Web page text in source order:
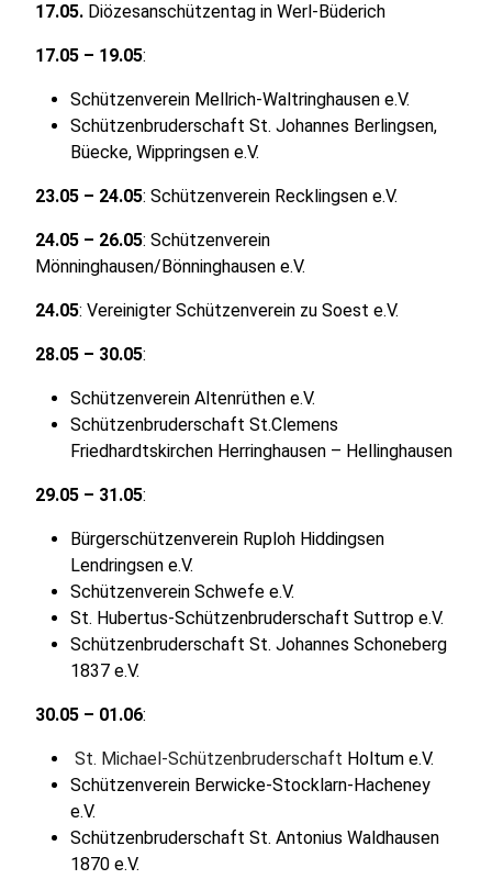
17.05. Diözesanschützentag in Werl-Büderich
17.05 – 19.05:
Schützenverein Mellrich-Waltringhausen e.V.
Schützenbruderschaft St. Johannes Berlingsen,
Büecke, Wippringsen e.V.
23.05 – 24.05: Schützenverein Recklingsen e.V.
24.05 – 26.05: Schützenverein
Mönninghausen/Bönninghausen e.V.
24.05: Vereinigter Schützenverein zu Soest e.V.
28.05 – 30.05:
Schützenverein Altenrüthen e.V.
Schützenbruderschaft St.Clemens
Friedhardtskirchen Herringhausen – Hellinghausen
29.05 – 31.05:
Bürgerschützenverein Ruploh Hiddingsen
Lendringsen e.V.
Schützenverein Schwefe e.V.
St. Hubertus-Schützenbruderschaft Suttrop e.V.
Schützenbruderschaft St. Johannes Schoneberg
1837 e.V.
30.05 – 01.06:
St. Michael-Schützenbruderschaft Holtum e.V.
Schützenverein Berwicke-Stocklarn-Hacheney
e.V.
Schützenbruderschaft St. Antonius Waldhausen
1870 e.V.